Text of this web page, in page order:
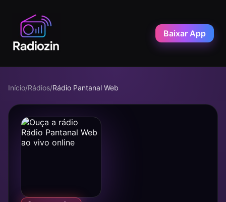
Baixar App
Início/Rádios/Rádio Pantanal Web